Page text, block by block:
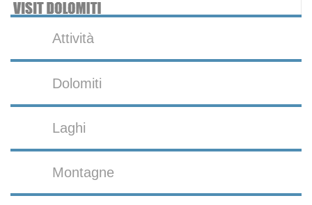
Attività
Dolomiti
Laghi
Montagne